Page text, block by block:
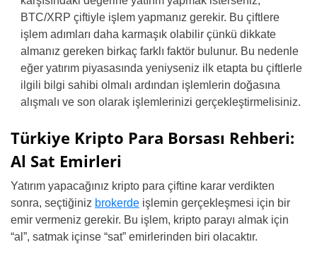
BTC/XRP çiftiyle işlem yapmanız gerekir. Bu çiftlere
işlem adımları daha karmaşık olabilir çünkü dikkate
almanız gereken birkaç farklı faktör bulunur. Bu nedenle
eğer yatırım piyasasında yeniyseniz ilk etapta bu çiftlerle
ilgili bilgi sahibi olmalı ardından işlemlerin doğasına
alışmalı ve son olarak işlemlerinizi gerçekleştirmelisiniz.
Türkiye Kripto Para Borsası Rehberi:
Al Sat Emirleri
Yatırım yapacağınız kripto para çiftine karar verdikten
sonra, seçtiğiniz brokerde işlemin gerçekleşmesi için bir
emir vermeniz gerekir. Bu işlem, kripto parayı almak için
“al”, satmak içinse “sat” emirlerinden biri olacaktır.